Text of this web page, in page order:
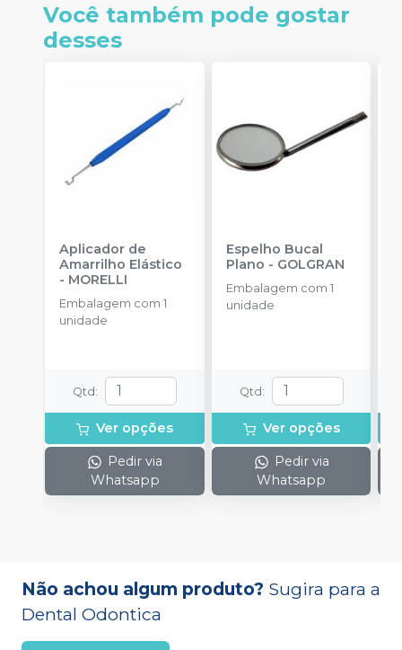
Você também pode gostar
desses
Aplicador de
Amarrilho Elástico
- MORELLI
Embalagem com 1
unidade
Qtd :
Ver opções
Pedir via
Whatsapp
Espelho Bucal
Plano - GOLGRAN
Embalagem com 1
unidade
Qtd :
Ver opções
Pedir via
Whatsapp
Não achou algum produto? Sugira para a
Dental Odontica